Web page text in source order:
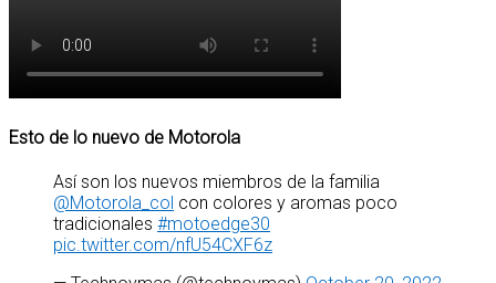
Esto de lo nuevo de Motorola
Así son los nuevos miembros de la familia
@Motorola_col con colores y aromas poco
tradicionales #motoedge30
pic.twitter.com/nfU54CXF6z